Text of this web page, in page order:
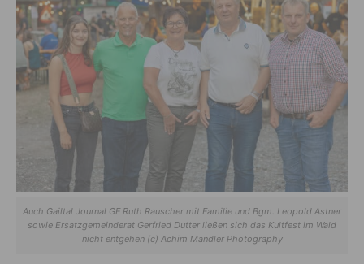
Auch Gailtal Journal GF Ruth Rauscher mit Familie und Bgm. Leopold Astner
sowie Ersatzgemeinderat Gerfried Dutter ließen sich das Kultfest im Wald
nicht entgehen (c) Achim Mandler Photography